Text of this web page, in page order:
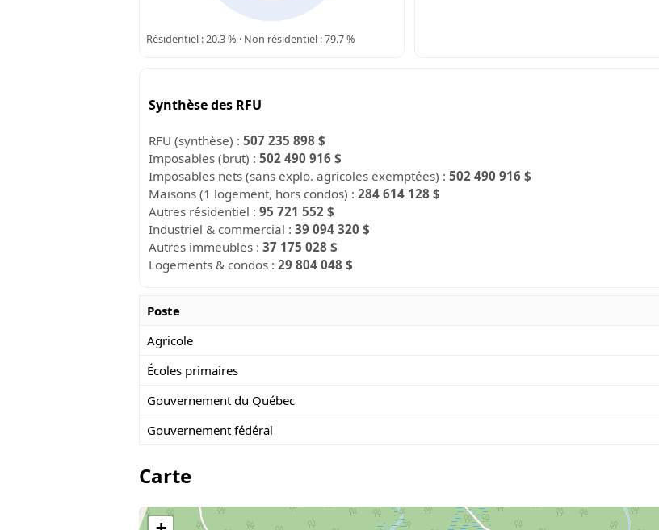
Résidentiel : 20.3 % · Non résidentiel : 79.7 %
Synthèse des RFU
RFU (synthèse) :507 235 898 $
Imposables (brut) :502 490 916 $
Imposables nets (sans explo. agricoles exemptées) :502 490 916 $
Maisons (1 logement, hors condos) :284 614 128 $
Autres résidentiel :95 721 552 $
Industriel & commercial :39 094 320 $
Autres immeubles :37 175 028 $
Logements & condos :29 804 048 $
Poste
Agricole
Écoles primaires
Gouvernement du Québec
Gouvernement fédéral
Carte